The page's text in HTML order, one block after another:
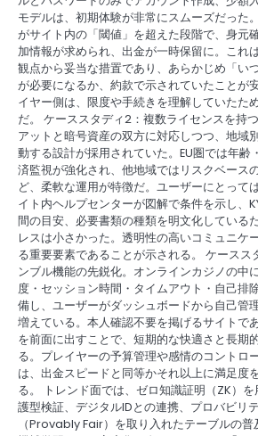
モデルは、初期体験が非常にスムーズだった
がサイト内の「閾値」を超えた段階で、身元
加情報が求められ、出金が一時保留に。これ
観点から妥当な措置であり、あらかじめ「い
が必要になるか、約款で示されていたことが
イヤー側は、限度や手続きを理解していたた
だ。 ケーススタディ2：複数ライセンスを持
アットと暗号資産の双方に対応しつつ、地域
動する設計が採用されていた。EU圏では年齢
済監視が強化され、他地域ではリスクベース
ど、柔軟な運用が特徴だ。ユーザーにとって
イト内ヘルプセンターが図解で条件を示し、
間の目安、必要書類の種類を明文化している
レスは小さかった。透明性の高いコミュニケ
る重要要素であることが示される。 ケースス
ンブル機能の先鋭化。オンラインカジノの中
度・セッション時間・タイムアウト・自己排
備し、ユーザーがダッシュボードから自己管
増えている。本人確認不要を掲げるサイトで
を前面に出すことで、短期的な快適さと長期
る。プレイヤーの予算管理や感情のコントロ
は、出金スピードと同等かそれ以上に満足度
る。 トレンド面では、ゼロ知識証明（ZK）
護型検証、デジタルIDとの連携、プロバビリ
（Provably Fair）を取り入れたテーブルの